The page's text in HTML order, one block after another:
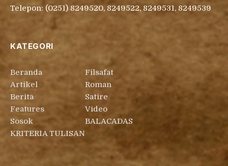
Telepon: (0251) 8249520, 8249522, 8249531, 8249539
KATEGORI
Beranda
Artikel
Berita
Features
Sosok
KRITERIA TULISAN
Filsafat
Roman
Satire
Video
BALACADAS